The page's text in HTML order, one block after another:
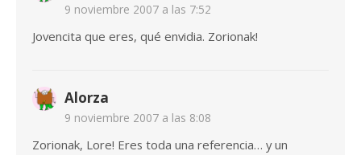
9 noviembre 2007 a las 7:52
Jovencita que eres, qué envidia. Zorionak!
Alorza
9 noviembre 2007 a las 8:08
Zorionak, Lore! Eres toda una referencia… y un